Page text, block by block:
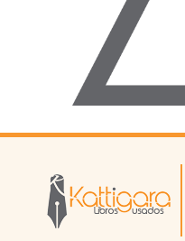
Librería Kattigara